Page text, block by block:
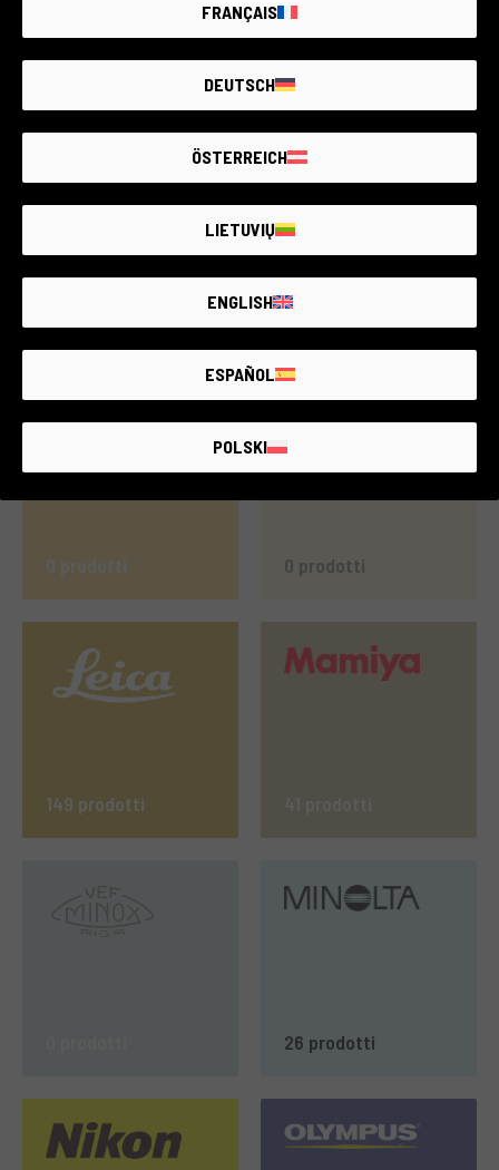
21 prodotti
1 prodotti 117 prodotti
0 prodotti
149 prodotti
26 prodotti
FRANÇAIS
DEUTSCH
ÖSTERREICH
LIETUVIŲ
ENGLISH
ESPAÑOL
POLSKI